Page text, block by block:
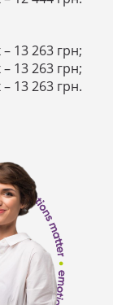
13 263 грн;
13 263 грн;
13 263 грн.